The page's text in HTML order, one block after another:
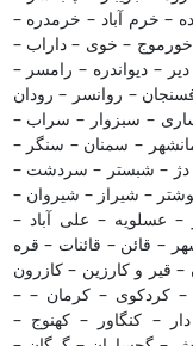
– خرم آباد – خرمدره –
– خوی – داراب –
– دیواندره – رامسر –
– روانسر – رودان
– سبزوار – سراب –
– سمنان – سنگر –
دژ – شبستر – سردشت –
– شیراز – شیروان –
– علی آباد –
– قائن – قائنات – قره
قیر و کارزین – کازرون
کردکوی – کرمان – –
– کنگاور – کهنوج –